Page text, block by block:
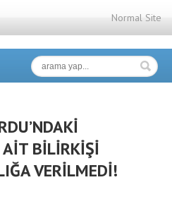
Normal Site
AİT BİLİRKİŞİ
VERİLMEDİ!